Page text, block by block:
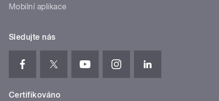
Mobilní aplikace
Sledujte nás
Certifikováno